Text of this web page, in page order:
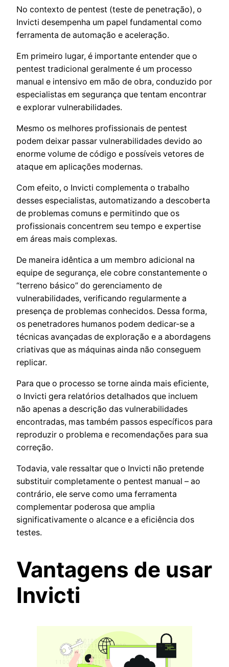
No contexto de pentest (teste de penetração), o
Invicti desempenha um papel fundamental como
ferramenta de automação e aceleração.
Em primeiro lugar, é importante entender que o
pentest tradicional geralmente é um processo
manual e intensivo em mão de obra, conduzido por
especialistas em segurança que tentam encontrar
e explorar vulnerabilidades.
Mesmo os melhores profissionais de pentest
podem deixar passar vulnerabilidades devido ao
enorme volume de código e possíveis vetores de
ataque em aplicações modernas.
Com efeito, o Invicti complementa o trabalho
desses especialistas, automatizando a descoberta
de problemas comuns e permitindo que os
profissionais concentrem seu tempo e expertise
em áreas mais complexas.
De maneira idêntica a um membro adicional na
equipe de segurança, ele cobre constantemente o
“terreno básico” do gerenciamento de
vulnerabilidades, verificando regularmente a
presença de problemas conhecidos. Dessa forma,
os penetradores humanos podem dedicar-se a
técnicas avançadas de exploração e a abordagens
criativas que as máquinas ainda não conseguem
replicar.
Para que o processo se torne ainda mais eficiente,
o Invicti gera relatórios detalhados que incluem
não apenas a descrição das vulnerabilidades
encontradas, mas também passos específicos para
reproduzir o problema e recomendações para sua
correção.
Todavia, vale ressaltar que o Invicti não pretende
substituir completamente o pentest manual – ao
contrário, ele serve como uma ferramenta
complementar poderosa que amplia
significativamente o alcance e a eficiência dos
testes.
Vantagens de usar
Invicti